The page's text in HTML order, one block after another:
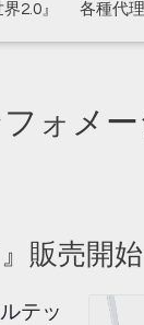
2.0』
各種代
ォメ
販売開始
テッ